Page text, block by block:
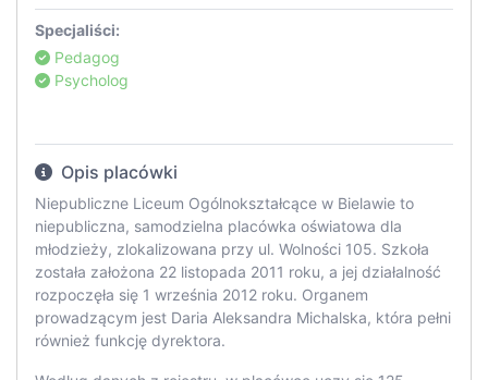
Specjaliści:
Pedagog
Psycholog
Opis placówki
Niepubliczne Liceum Ogólnokształcące w Bielawie to
niepubliczna, samodzielna placówka oświatowa dla
młodzieży, zlokalizowana przy ul. Wolności 105. Szkoła
została założona 22 listopada 2011 roku, a jej działalność
rozpoczęła się 1 września 2012 roku. Organem
prowadzącym jest Daria Aleksandra Michalska, która pełni
również funkcję dyrektora.